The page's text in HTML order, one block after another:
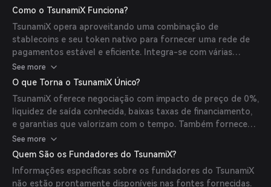
algoritmicamente por sua moeda reserva, para facilitar
infraestrutura financeira aberta.
Como o TsunamiX Funciona?
TsunamiX opera aproveitando uma combinação de
stablecoins e seu token nativo para fornecer uma rede de
pagamentos estável e eficiente. Integra-se com várias
tecnologias blockchain para oferecer feeds de preço de
baixa latência e garante transações seguras por meio de
auditorias em contratos inteligentes.
See more
O que Torna o TsunamiX Único?
TsunamiX oferece negociação com impacto de preço de 0%,
liquidez de saída conhecida, baixas taxas de financiamento,
e garantias que valorizam com o tempo. Também fornece
um token LP agrupado (TLP) que minimiza o risco de perda
impermanente por meio da diversificação entre
See more
Quem São os Fundadores do TsunamiX?
Informações específicas sobre os fundadores do TsunamiX
não estão prontamente disponíveis nas fontes fornecidas.